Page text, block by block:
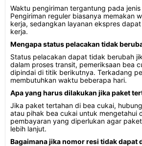
Waktu pengiriman tergantung pada
Pengiriman reguler biasanya memakan
kerja, sedangkan layanan ekspres
kerja.
Mengapa status pelacakan tidak
Status pelacakan dapat tidak berubah
dalam proses transit, pemeriksaan bea
dipindai di titik berikutnya. Terkadang
membutuhkan waktu beberapa hari.
Apa yang harus dilakukan jika paket
Jika paket tertahan di bea cukai,
atau pihak bea cukai untuk mengetahui
pembayaran yang diperlukan agar
lebih lanjut.
Bagaimana jika nomor resi tidak dapat